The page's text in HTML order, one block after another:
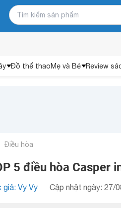
Đồ thể thaoMẹ và Bé Review
Điều hòa
5 điều hòa Casper
giả: Vy Vy Cập nhật ngày: 27/